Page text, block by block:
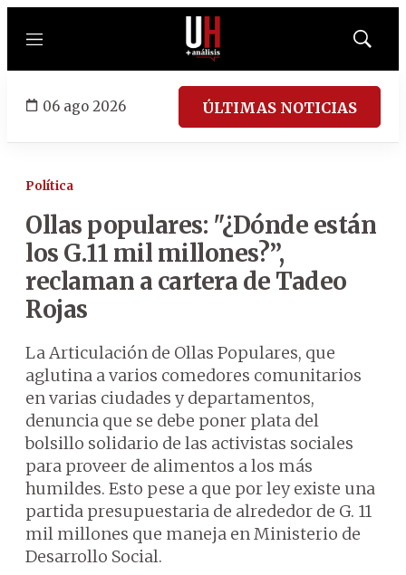
Menú
Mostrar
06 ago 2026 ÚLTIMAS NOTICIAS
Política
Ollas populares: "¿Dónde están
los G.11 mil millones?”,
reclaman a cartera de Tadeo
Rojas
La Articulación de Ollas Populares, que
aglutina a varios comedores comunitarios
en varias ciudades y departamentos,
denuncia que se debe poner plata del
bolsillo solidario de las activistas sociales
para proveer de alimentos a los más
humildes. Esto pese a que por ley existe una
partida presupuestaria de alrededor de G. 11
mil millones que maneja en Ministerio de
Desarrollo Social.